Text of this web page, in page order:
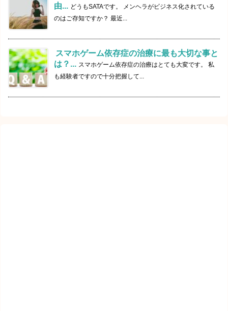
由... どうもSATAです。 メンヘラがビジネス化されている
のはご存知ですか？ 最近...
スマホゲーム依存症の治療に最も大切な事と
は？... スマホゲーム依存症の治療はとても大変です。 私
も経験者ですので十分把握して...